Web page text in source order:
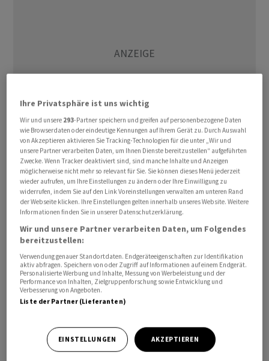
Als Grund für den starken Rückgang der chinesischen
Exporte gilt vor allem die schwache Dynamik auf den
Weltmärkten. Hohe Inflation, gestiegene Zinsen und
hohe Energiepreise infolge des Krieges in der Ukraine
belasten zudem die Nachfrage nach Produkten "Made
in China". Die Importschwäche ist auf den schwachen
Binnenmarkt der Volksrepublik zurückzuführen. Dort
bleibt der wirtschaftliche Aufschwung nach dem Ende
der Corona-Pandemie hinter den Erwartungen
zurück./jpt/DP/stk
Ihre Privatsphäre ist uns wichtig
Wir und unsere 293-Partner speichern und greifen auf personenbezogene Daten
wie Browserdaten oder eindeutige Kennungen auf Ihrem Gerät zu. Durch Auswahl
von Akzeptieren aktivieren Sie Tracking-Technologien für die unter „Wir und
unsere Partner verarbeiten Daten, um Ihnen Dienste bereitzustellen“ aufgeführten
Zwecke. Wenn Tracker deaktiviert sind, sind manche Inhalte und Anzeigen
möglicherweise nicht mehr so relevant für Sie. Sie können dieses Menü jederzeit
wieder aufrufen, um Ihre Einstellungen zu ändern oder Ihre Einwilligung zu
widerrufen, indem Sie auf den Link Voreinstellungen verwalten am unteren Rand
der Webseite klicken. Ihre Einstellungen gelten innerhalb unseres Website. Weitere
Informationen finden Sie in unserer Datenschutzerklärung.
Wir und unsere Partner verarbeiten Daten, um Folgendes
bereitzustellen:
Verwendung genauer Standortdaten. Endgeräteeigenschaften zur Identifikation
aktiv abfragen. Speichern von oder Zugriff auf Informationen auf einem Endgerät.
Personalisierte Werbung und Inhalte, Messung von Werbeleistung und der
Performance von Inhalten, Zielgruppenforschung sowie Entwicklung und
Verbesserung von Angeboten.
Liste der Partner (Lieferanten)
EINSTELLUNGEN AKZEPTIEREN